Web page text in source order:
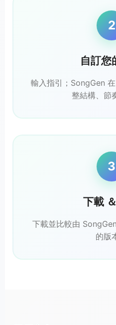
2
自訂您
輸入指引；SongGen
整結構、節
3
下載
下載並比較由
的版